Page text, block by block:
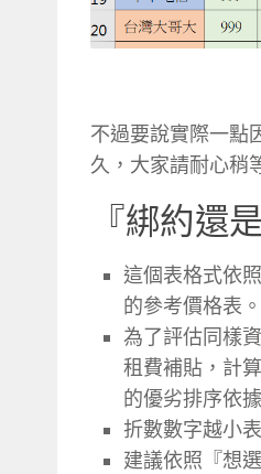
不過要說實際一點
久，大家請耐心稍
『綁約還
這個表格式依
的參考價格表。
為了評估同樣
租費補貼，計
的優劣排序依據
折數數字越小
建議依照『想